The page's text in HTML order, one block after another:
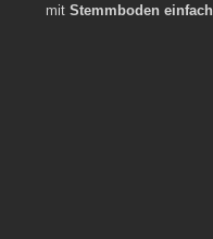
mit Stemmboden einfach